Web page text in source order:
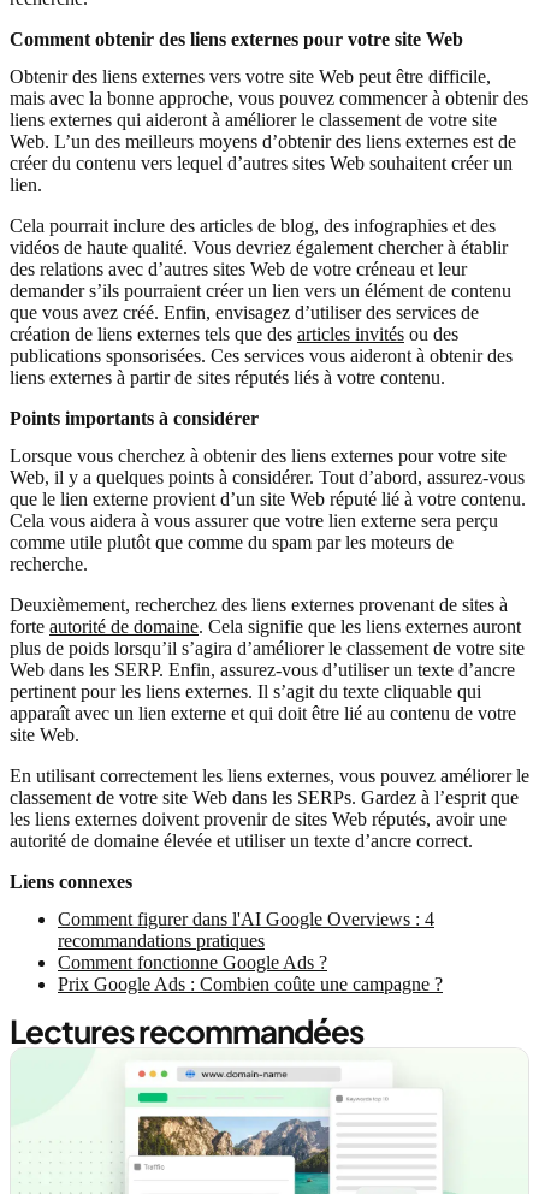
Comment obtenir des liens externes pour votre site Web
Obtenir des liens externes vers votre site Web peut être difficile,
mais avec la bonne approche, vous pouvez commencer à obtenir des
liens externes qui aideront à améliorer le classement de votre site
Web. L’un des meilleurs moyens d’obtenir des liens externes est de
créer du contenu vers lequel d’autres sites Web souhaitent créer un
lien.
Cela pourrait inclure des articles de blog, des infographies et des
vidéos de haute qualité. Vous devriez également chercher à établir
des relations avec d’autres sites Web de votre créneau et leur
demander s’ils pourraient créer un lien vers un élément de contenu
que vous avez créé. Enfin, envisagez d’utiliser des services de
création de liens externes tels que des articles invités ou des
publications sponsorisées. Ces services vous aideront à obtenir des
liens externes à partir de sites réputés liés à votre contenu.
Points importants à considérer
Lorsque vous cherchez à obtenir des liens externes pour votre site
Web, il y a quelques points à considérer. Tout d’abord, assurez-vous
que le lien externe provient d’un site Web réputé lié à votre contenu.
Cela vous aidera à vous assurer que votre lien externe sera perçu
comme utile plutôt que comme du spam par les moteurs de
recherche.
Deuxièmement, recherchez des liens externes provenant de sites à
forte autorité de domaine. Cela signifie que les liens externes auront
plus de poids lorsqu’il s’agira d’améliorer le classement de votre site
Web dans les SERP. Enfin, assurez-vous d’utiliser un texte d’ancre
pertinent pour les liens externes. Il s’agit du texte cliquable qui
apparaît avec un lien externe et qui doit être lié au contenu de votre
site Web.
En utilisant correctement les liens externes, vous pouvez améliorer le
classement de votre site Web dans les SERPs. Gardez à l’esprit que
les liens externes doivent provenir de sites Web réputés, avoir une
autorité de domaine élevée et utiliser un texte d’ancre correct.
Liens connexes
Comment figurer dans l'AI Google Overviews : 4
recommandations pratiques
Comment fonctionne Google Ads ?
Prix Google Ads : Combien coûte une campagne ?
Lectures recommandées